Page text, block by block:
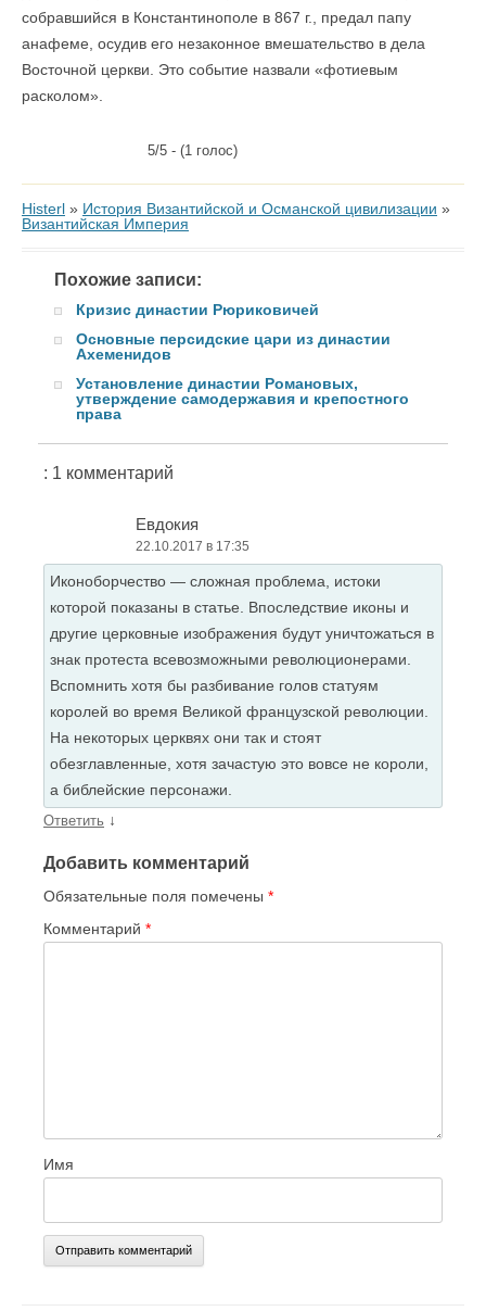
собравшийся в Константинополе в 867 г., предал папу
анафеме, осудив его незаконное вмешательство в дела
Восточной церкви. Это событие назвали «фотиевым
расколом».
5/5 - (1 голос)
Histerl » История Византийской и Османской цивилизации »
Византийская Империя
Похожие записи:
Кризис династии Рюриковичей
Основные персидские цари из династии
Ахеменидов
Установление династии Романовых,
утверждение самодержавия и крепостного
права
: 1 комментарий
Евдокия
22.10.2017 в 17:35
Иконоборчество — сложная проблема, истоки
которой показаны в статье. Впоследствие иконы и
другие церковные изображения будут уничтожаться в
знак протеста всевозможными революционерами.
Вспомнить хотя бы разбивание голов статуям
королей во время Великой французской революции.
На некоторых церквях они так и стоят
обезглавленные, хотя зачастую это вовсе не короли,
а библейские персонажи.
Ответить ↓
Добавить комментарий
Обязательные поля помечены *
Комментарий *
Имя